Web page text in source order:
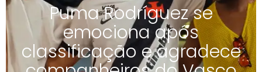
Puma Rodríguez se
emociona após
classificação e agradece